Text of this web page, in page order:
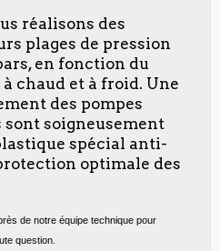
réalisons des
plages de pression
en fonction du
chaud et à froid. Une
des pompes
sont soigneusement
spécial anti-
optimale des
de notre équipe technique pour
question.